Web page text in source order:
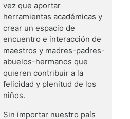
vez que aportar
herramientas académicas y
crear un espacio de
encuentro e interacción de
maestros y madres-padres-
abuelos-hermanos que
quieren contribuir a la
felicidad y plenitud de los
niños.
Sin importar nuestro país